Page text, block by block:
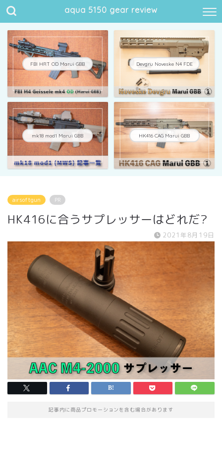
aqua 5150 gear review
FBI HRT OD Marui GBB Devgru Noveske N4 FDE
mk18 mod1 Marui GBB HK416 CAG Marui GBB
airsoftgun PR
HK416に合うサプレッサーはどれだ?
2021年8月19日
記事内に商品プロモーションを含む場合があります